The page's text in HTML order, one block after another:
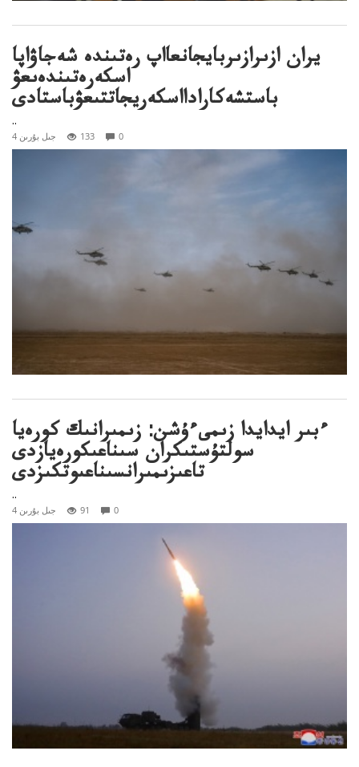
يران ازىرازىربايجانعااپ رەتىندە شەجاۋاپا
اسكەرەتىندەىعۋ
باستشەكارادااسكەريجاتتىعۋباستادى
..
4 جىل بۇرىن 133 0
ءبىر ايدايدا زىمىءۇشن: زىمىرانىك كورەيا
سولتۇستىكران سىناعىكورەيازدى
تاعىزىمىرانسىناعىوتكىزدى
..
4 جىل بۇرىن 91 0